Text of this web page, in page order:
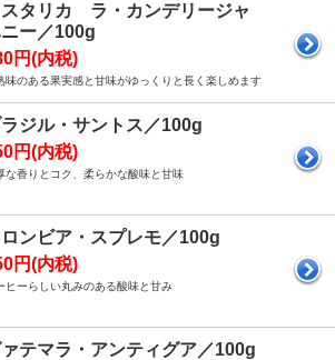
スタリカ ラ・カンデリージャ
ー／100g
円(内税)
味のある果実感と甘味がゆっくりと長く楽しめます
ジル・サントス／100g
円(内税)
な香りとコク、柔らかな酸味と甘味
ロンビア・スプレモ／100g
円(内税)
ヒーらしい丸みのある酸味と甘み
テマラ・アンティグア／100g